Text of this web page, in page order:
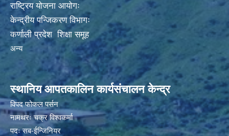
राष्ट्रिय योजना आयोगः
केन्द्रीय पन्जिकरण विभागः
कर्णाली प्रदेश शिक्षा समूह
अन्य
स्थानिय आपतकालिन कार्यसंचालन केन्द्र
विपद फोकल पर्सन
नामथरः चक्र विश्वकर्मा
पदः सब-ईन्जिनियर